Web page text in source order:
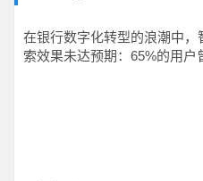
在银行数字化转型的浪潮中
索效果未达预期：65%的用